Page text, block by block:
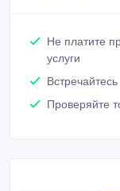
Не платите
услуги
Проверяйте